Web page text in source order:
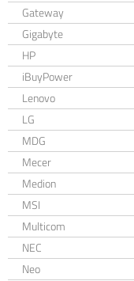
Gateway
Gigabyte
HP
iBuyPower
Lenovo
LG
MDG
Mecer
Medion
MSI
Multicom
NEC
Neo